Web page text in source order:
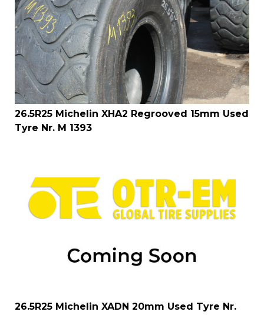
26.5R25 Michelin XHA2 Regrooved 15mm Used
Tyre Nr. M 1393
26.5R25 Michelin XADN 20mm Used Tyre Nr.